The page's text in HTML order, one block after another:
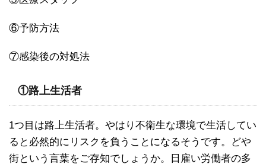
⑥予防方法
⑦感染後の対処法
①路上生活者
1つ目は路上生活者。やはり不衛生な環境で生活してい
ると必然的にリスクを負うことになるそうです。どや
街という言葉をご存知でしょうか。日雇い労働者の多